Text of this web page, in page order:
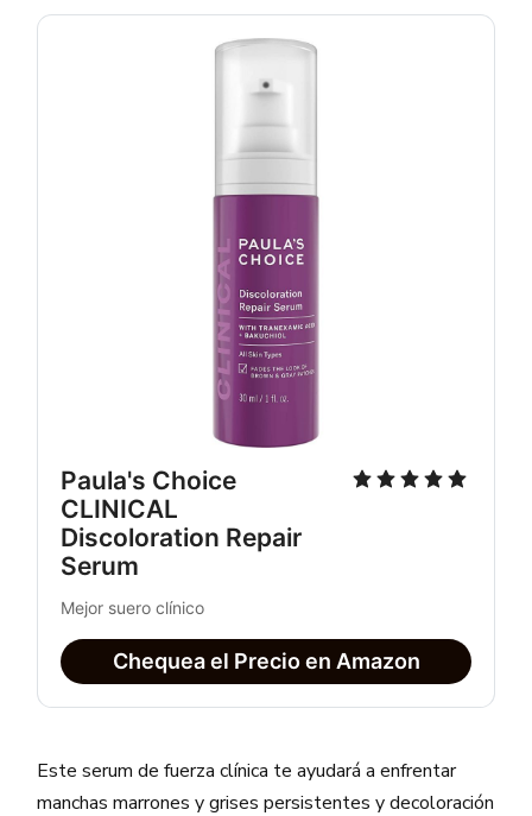
Paula's Choice
CLINICAL
Discoloration Repair
Serum
Mejor suero clínico
Chequea el Precio en Amazon
Este serum de fuerza clínica te ayudará a enfrentar
manchas marrones y grises persistentes y decoloración